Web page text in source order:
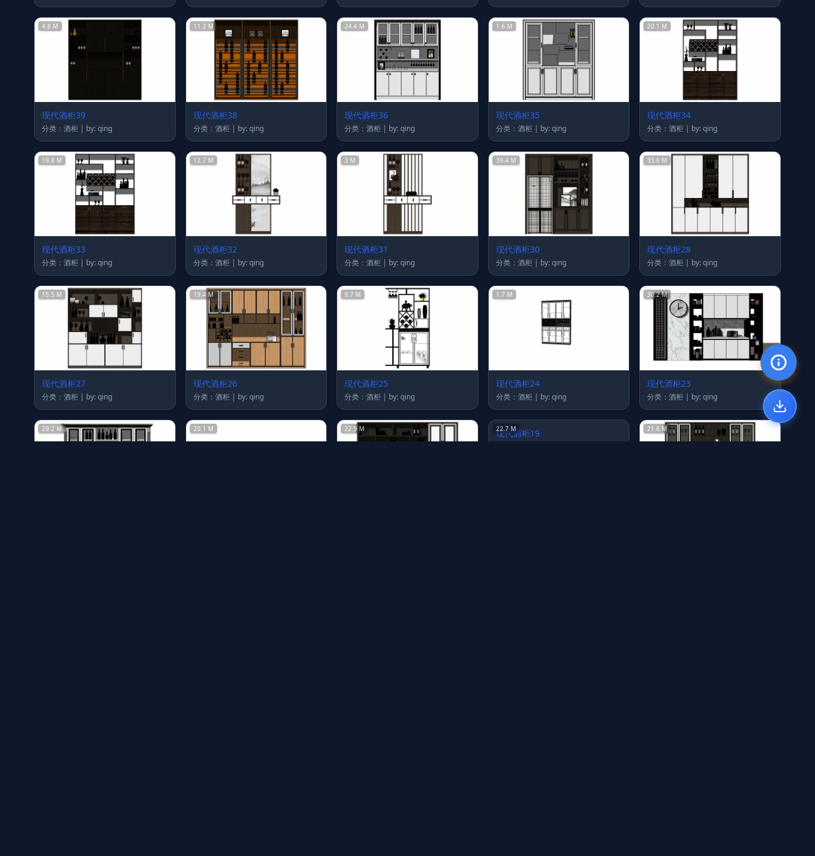
4.8 M
现代酒柜39
分类：酒柜 | by: qing
11.2 M
现代酒柜38
分类：酒柜 | by: qing
24.4 M
现代酒柜36
分类：酒柜 | by: qing
1.6 M
现代酒柜35
分类：酒柜 | by: qing
20.1 M
现代酒柜34
分类：酒柜 | by: qing
19.8 M
现代酒柜33
分类：酒柜 | by: qing
12.7 M
现代酒柜32
分类：酒柜 | by: qing
3 M
现代酒柜31
分类：酒柜 | by: qing
39.4 M
现代酒柜30
分类：酒柜 | by: qing
33.6 M
现代酒柜28
分类：酒柜 | by: qing
15.5 M
现代酒柜27
分类：酒柜 | by: qing
19.4 M
现代酒柜26
分类：酒柜 | by: qing
9.7 M
现代酒柜25
分类：酒柜 | by: qing
1.7 M
现代酒柜24
分类：酒柜 | by: qing
30.2 M
现代酒柜23
分类：酒柜 | by: qing
29.2 M 20.1 M 22.9 M 22.7 M 21.6 M